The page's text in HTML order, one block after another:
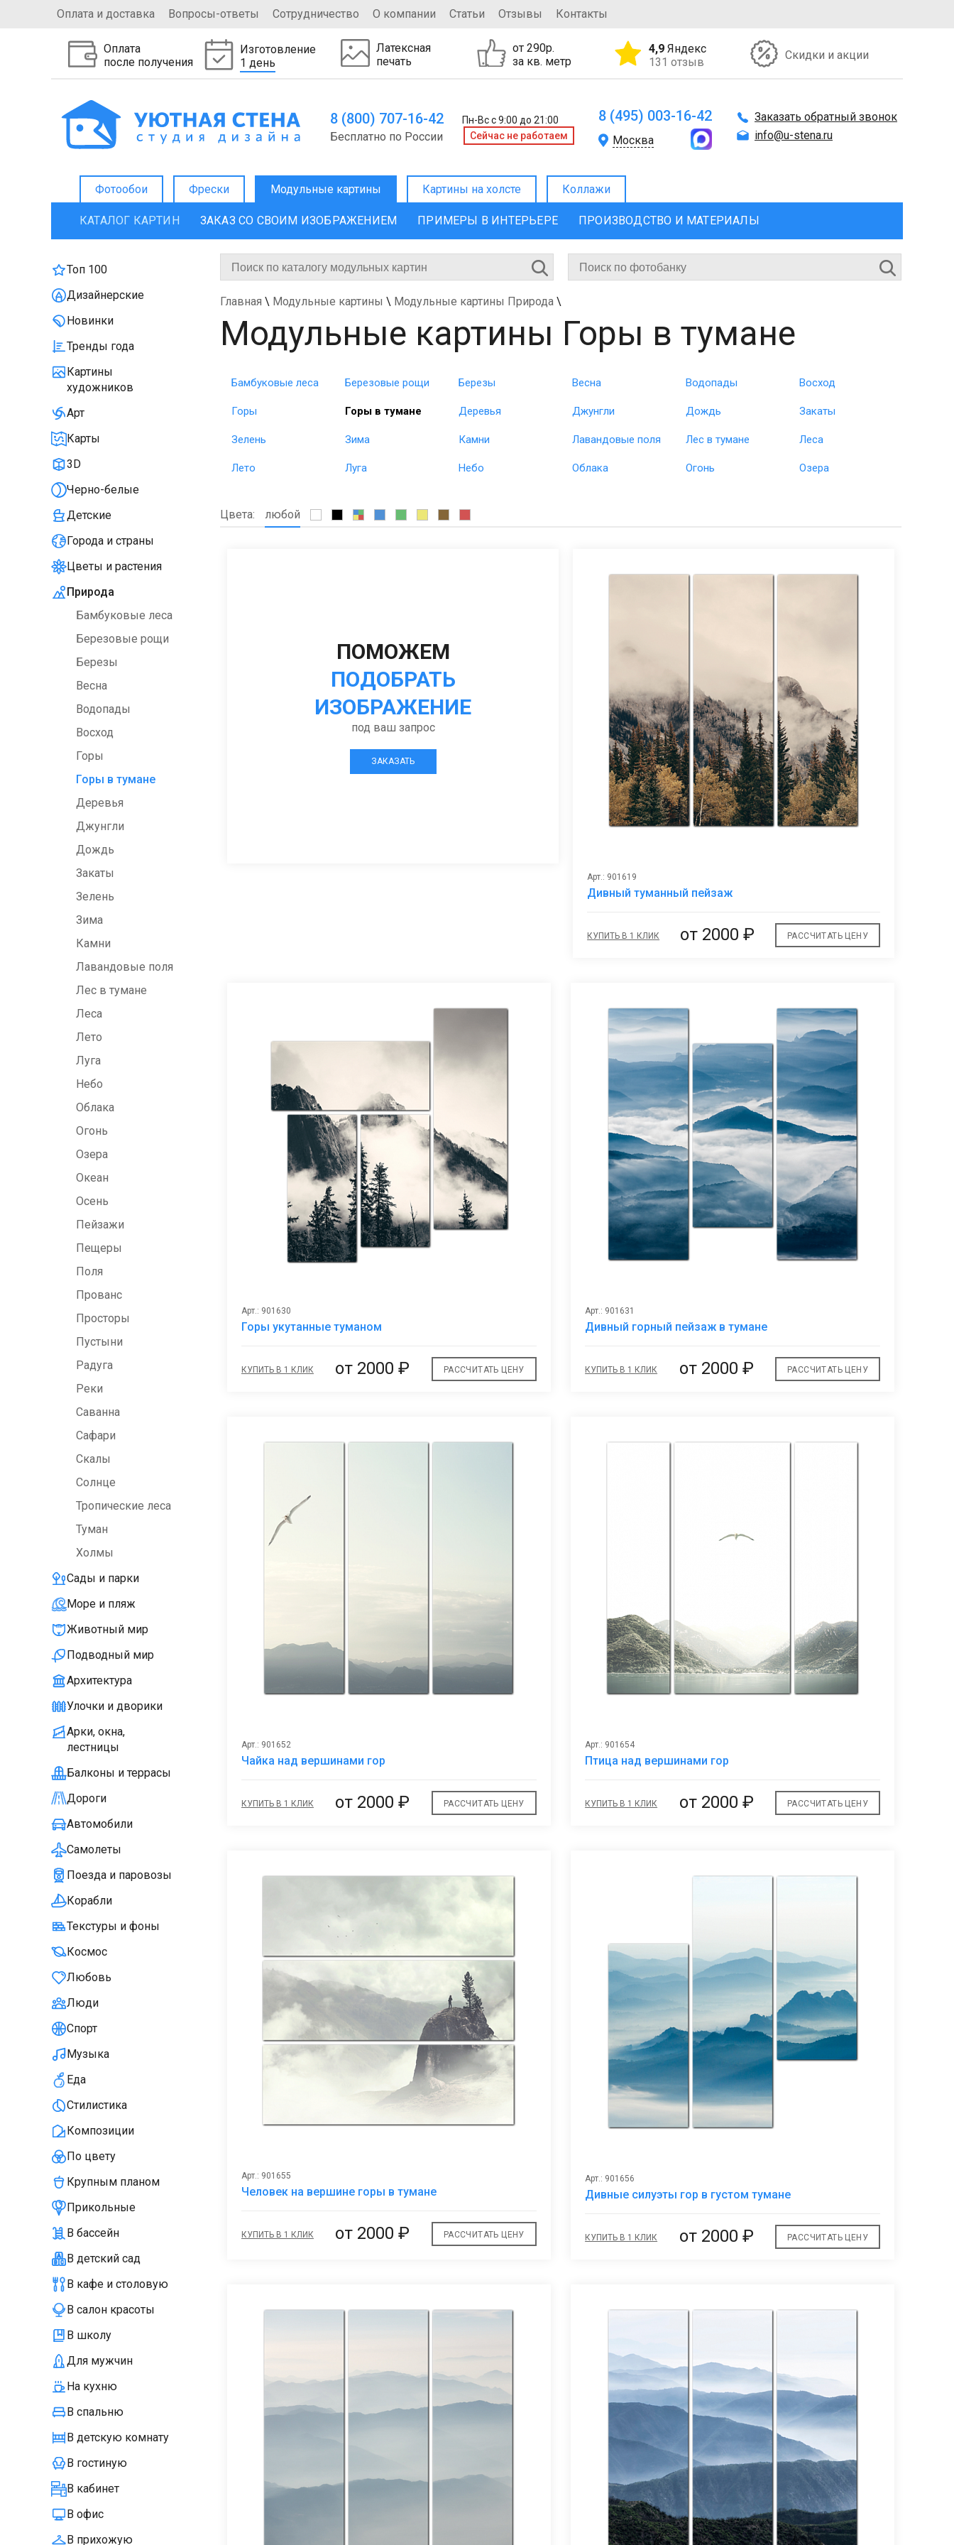
Оплата и доставка Вопросы-ответы Сотрудничество О компании Статьи Отзывы Контакты
Оплата
после получения
Изготовление
1 день
Латексная
печать
от 290р.
за кв. метр
4,9 Яндекс
131 отзыв
Скидки и акции
8 (800) 707-16-42 Пн-Вс с 9:00 до 21:00
Бесплатно по России Cейчас не работаем
8 (495) 003-16-42
Москва
Заказать обратный звонок
info@u-stena.ru
Фотообои Фрески Модульные картины Картины на холсте Коллажи
КАТАЛОГ КАРТИН ЗАКАЗ СО СВОИМ ИЗОБРАЖЕНИЕМ ПРИМЕРЫ В ИНТЕРЬЕРЕ ПРОИЗВОДСТВО И МАТЕРИАЛЫ
Топ 100
Дизайнерские
Новинки
Тренды года
Картины
художников
Арт
Карты
3D
Черно-белые
Детские
Города и страны
Цветы и растения
Природа
Бамбуковые леса
Березовые рощи
Березы
Весна
Водопады
Восход
Горы
Горы в тумане
Деревья
Джунгли
Дождь
Закаты
Зелень
Зима
Камни
Лавандовые поля
Лес в тумане
Леса
Лето
Луга
Небо
Облака
Огонь
Озера
Океан
Осень
Пейзажи
Пещеры
Поля
Прованс
Просторы
Пустыни
Радуга
Реки
Саванна
Сафари
Скалы
Солнце
Тропические леса
Туман
Холмы
Сады и парки
Море и пляж
Животный мир
Подводный мир
Архитектура
Улочки и дворики
Арки, окна,
лестницы
Балконы и террасы
Дороги
Автомобили
Самолеты
Поезда и паровозы
Корабли
Текстуры и фоны
Космос
Любовь
Люди
Спорт
Музыка
Еда
Стилистика
Композиции
По цвету
Крупным планом
Прикольные
В бассейн
В детский сад
В кафе и столовую
В салон красоты
В школу
Для мужчин
На кухню
В спальню
В детскую комнату
В гостиную
В кабинет
В офис
В прихожую
Главная \ Модульные картины \ Модульные картины Природа \
Модульные картины Горы в тумане
Бамбуковые леса Березовые рощи Березы Весна Водопады Восход
Горы Горы в тумане Деревья Джунгли Дождь Закаты
Зелень Зима Камни Лавандовые поля Лес в тумане Леса
Лето Луга Небо Облака Огонь Озера
Цвета: любой
ПОМОЖЕМ
ПОДОБРАТЬ
ИЗОБРАЖЕНИЕ
под ваш запрос
ЗАКАЗАТЬ
Арт.: 901619
Дивный туманный пейзаж
КУПИТЬ В 1 КЛИК от 2000 ₽ РАССЧИТАТЬ ЦЕНУ
Арт.: 901630
Горы укутанные туманом
избранное
КУПИТЬ В 1 КЛИК от 2000 ₽ РАССЧИТАТЬ ЦЕНУ
Арт.: 901631
Дивный горный пейзаж в тумане
КУПИТЬ В 1 КЛИК от 2000 ₽ РАССЧИТАТЬ ЦЕНУ
Арт.: 901652
Чайка над вершинами гор
избранное
КУПИТЬ В 1 КЛИК от 2000 ₽ РАССЧИТАТЬ ЦЕНУ
Арт.: 901654
Птица над вершинами гор
КУПИТЬ В 1 КЛИК от 2000 ₽ РАССЧИТАТЬ ЦЕНУ
Арт.: 901655
Человек на вершине горы в тумане
избранное
КУПИТЬ В 1 КЛИК от 2000 ₽ РАССЧИТАТЬ ЦЕНУ
Арт.: 901656
Дивные силуэты гор в густом тумане
КУПИТЬ В 1 КЛИК от 2000 ₽ РАССЧИТАТЬ ЦЕНУ